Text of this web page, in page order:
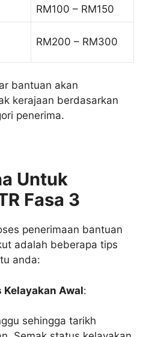
RM100 – RM150
RM200 – RM300
bantuan akan
kerajaan berdasarkan
penerima.
Untuk
Fasa 3
penerimaan bantuan
adalah beberapa tips
anda:
Kelayakan Awal:
sehingga tarikh